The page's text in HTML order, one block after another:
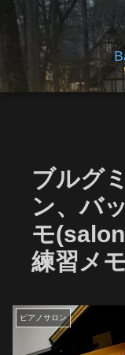
ブルグ
ン、バ
モ
練習メモ
ピアノサロン